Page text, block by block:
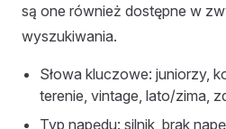
są one również dostępne w
wyszukiwania.
Słowa kluczowe: juniorzy,
terenie, vintage, lato/zima,
Typ napędu: silnik, brak